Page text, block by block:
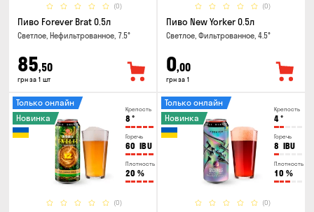
(0)
Пиво Forever Brat 0.5л
Светлое, Нефильтрованное, 7.5°
85,50
грн за 1 шт
(0)
Пиво New Yorker 0.5л
Светлое, Фильтрованное, 4.5°
0,00
грн за 1
Крепость
8 °
Горечь
60 IBU
Плотность
20 %
(0)
Только онлайн
Новинка
Крепость
4°
Горечь
8 IBU
Плотность
10 %
(0)
Только онлайн
Новинка